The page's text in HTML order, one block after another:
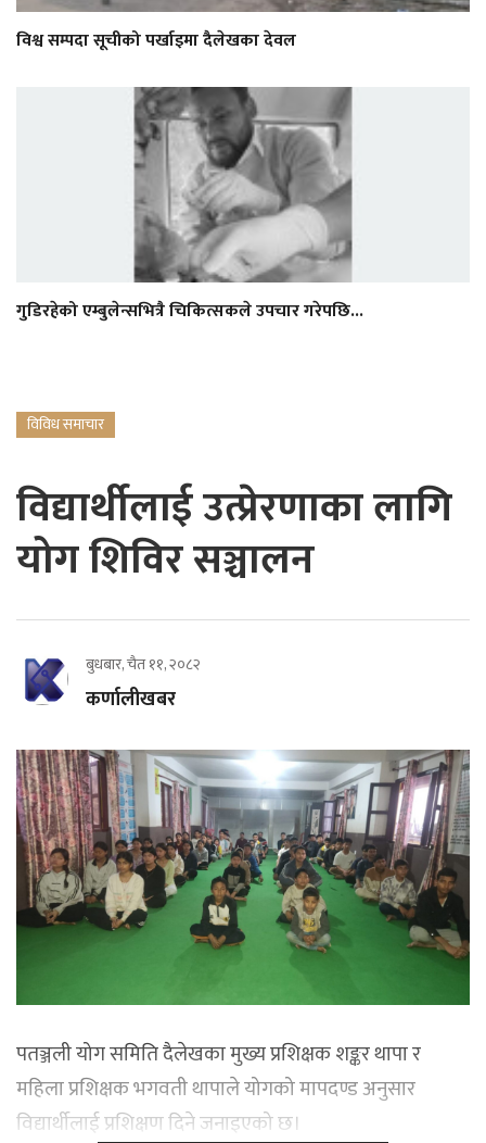
विश्व सम्पदा सूचीको पर्खाइमा दैलेखका देवल
गुडिरहेको एम्बुलेन्सभित्रै चिकित्सकले उपचार गरेपछि...
विविध समाचार
विद्यार्थीलाई उत्प्रेरणाका लागि
योग शिविर सञ्चालन
बुधबार, चैत ११, २०८२
कर्णालीखबर
पतञ्जली योग समिति दैलेखका मुख्य प्रशिक्षक शङ्कर थापा र
महिला प्रशिक्षक भगवती थापाले योगको मापदण्ड अनुसार
विद्यार्थीलाई प्रशिक्षण दिने जनाइएको छ।